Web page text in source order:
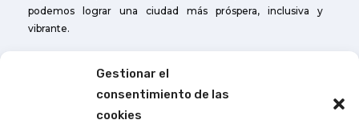
Gestionar el
consentimiento de las
cookies
podemos lograr una ciudad más próspera, inclusiva y
vibrante.
Otros enlaces
Cuerpo de Bomberos de Caluma